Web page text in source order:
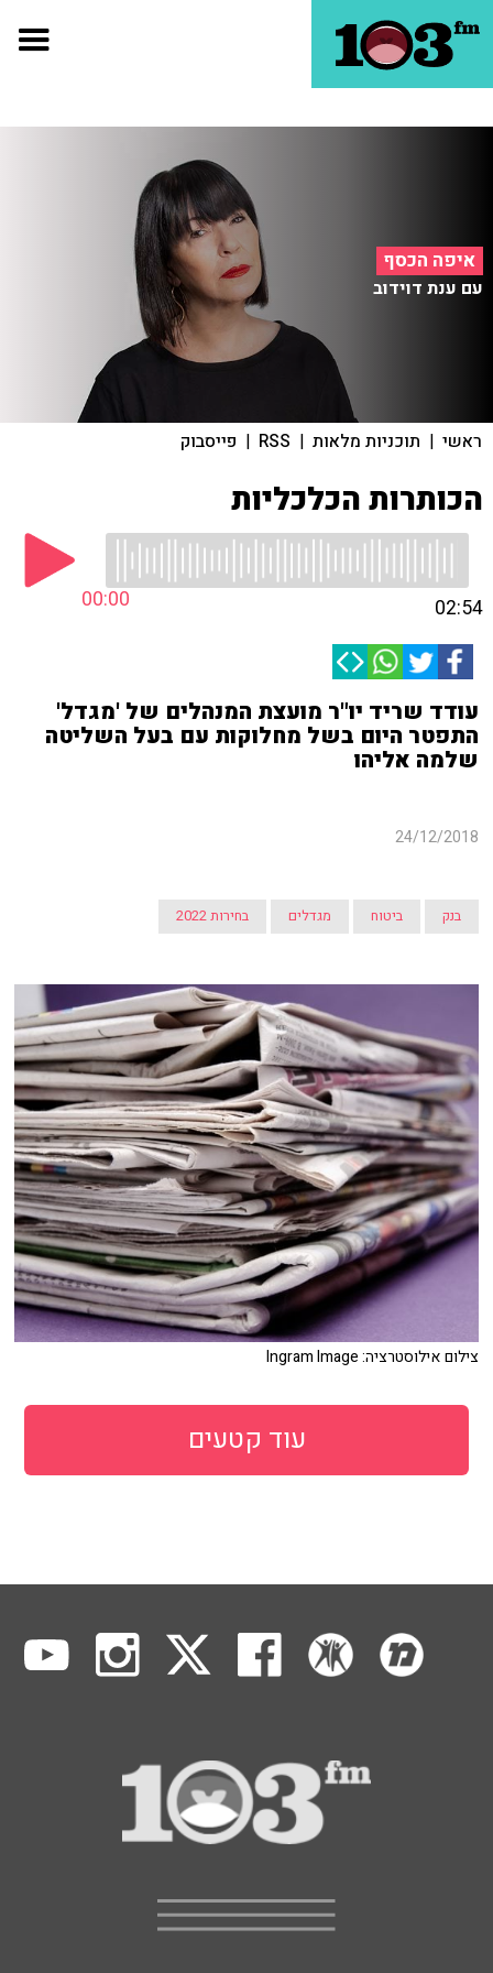
איפה הכסף
עם ענת דוידוב
ראשי | תוכניות מלאות |
RSS
| פייסבוק
הכותרות הכלכליות
00:00 02:54
עודד שריד יו"ר מועצת המנהלים של 'מגדל'
התפטר היום בשל מחלוקות עם בעל השליטה
שלמה אליהו
24/12/2018
בנק ביטוח מגדלים בחירות 2022
צילום אילוסטרציה: Ingram Image
עוד קטעים